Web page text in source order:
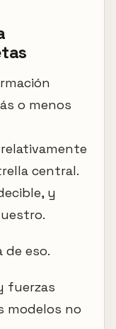
o menos
central.
y
de eso.
fuerzas
modelos no